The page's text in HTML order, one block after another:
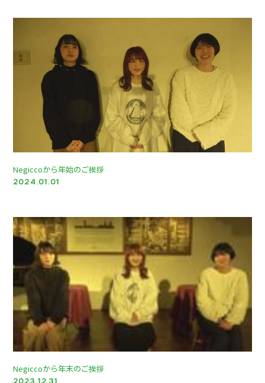
会員登録 ログイン
ネギネギ動画
ギャラリー
Negiccoから年始のご挨拶
2024.01.01
Negiccoから年末のご挨拶
2023.12.31